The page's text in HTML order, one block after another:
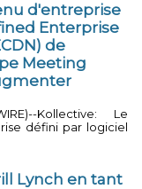
d'entreprise
Enterprise
de
Meeting
Kollective: Le
défini par logiciel
Lynch en tant